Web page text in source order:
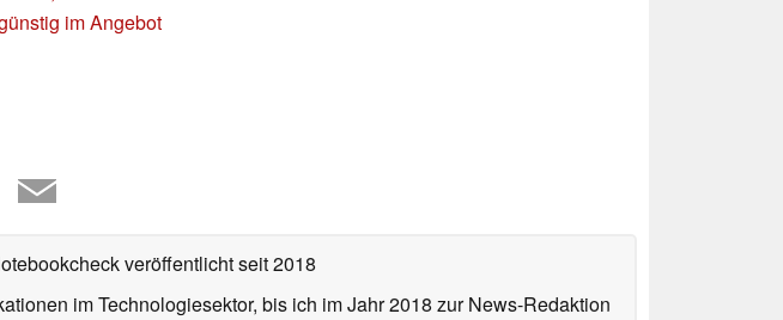
im Angebot
veröffentlichtseit 2018
im Technologiesektor, bis ich im Jahr 2018 zur News-Redaktion